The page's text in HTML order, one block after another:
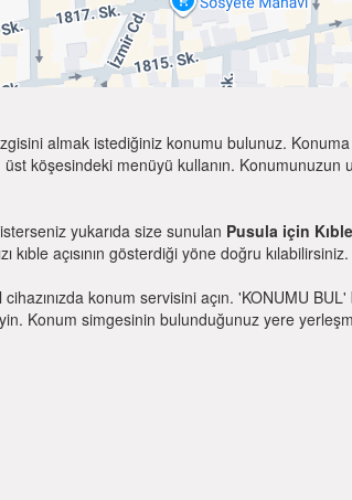
almak istediğiniz konumu bulunuz. Konuma
köşesindeki menüyü kullanın.
yukarıda size sunulan Pusula için Kıble
kıble açısının gösterdiği yöne doğru kılabilirsiniz.
konum servisini açın. 'KONUMU
Konum simgesinin bulunduğunuz yere